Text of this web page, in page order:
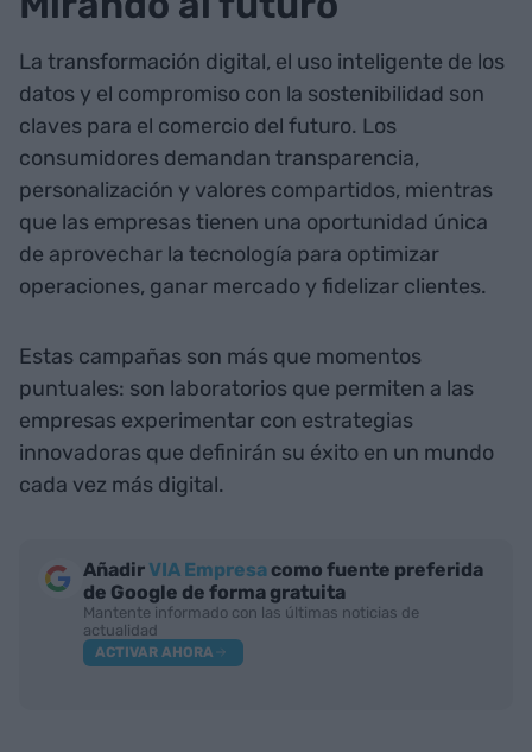
La transformación digital, el uso inteligente de los
datos y el compromiso con la sostenibilidad son
claves para el comercio del futuro. Los
consumidores demandan transparencia,
personalización y valores compartidos, mientras
que las empresas tienen una oportunidad única
de aprovechar la tecnología para optimizar
operaciones, ganar mercado y fidelizar clientes.
Estas campañas son más que momentos
puntuales: son laboratorios que permiten a las
empresas experimentar con estrategias
innovadoras que definirán su éxito en un mundo
cada vez más digital.
AñadirVIA Empresa como fuente preferida
de Google de forma gratuita
Mantente informado con las últimas noticias de
actualidad
ACTIVAR AHORA